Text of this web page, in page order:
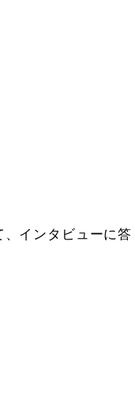
インタビューに答